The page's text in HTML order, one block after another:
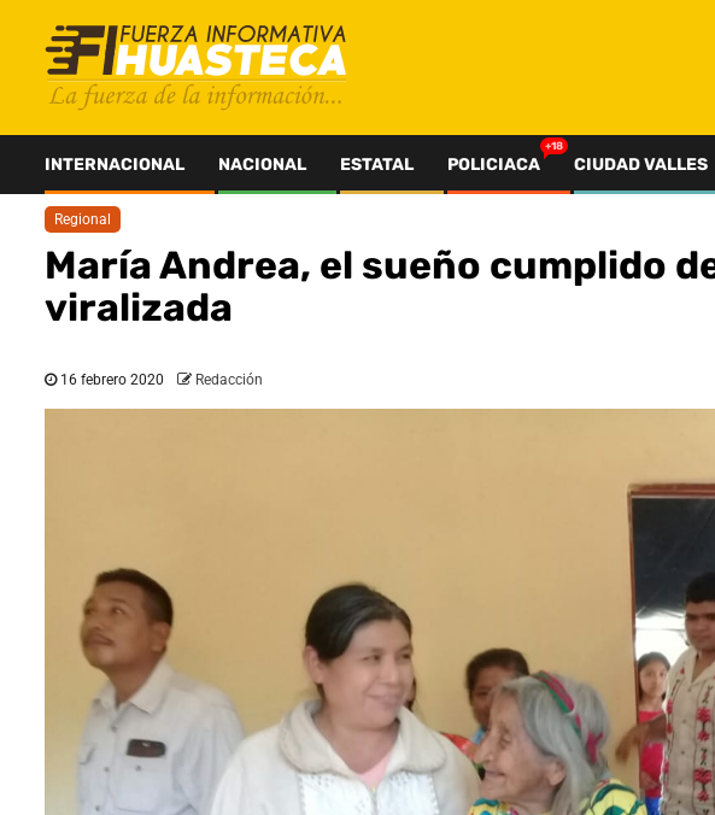
contenido
INTERNACIONAL NACIONAL ESTATAL POLICIACA
+18
CIUDAD VALLES
Regional
María Andrea, el sueño cumplido
viralizada
16 febrero 2020 Redacción